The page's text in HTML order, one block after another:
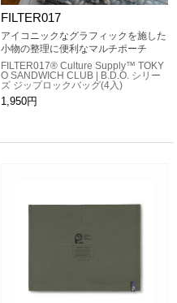
FILTER017
アイコニックなグラフィックを施した
小物の整理に便利なマルチポーチ
FILTER017® Culture Supply™ TOKY
O SANDWICH CLUB | B.D.O. シリー
ズ ジップロックバッグ(4入)
1,950円